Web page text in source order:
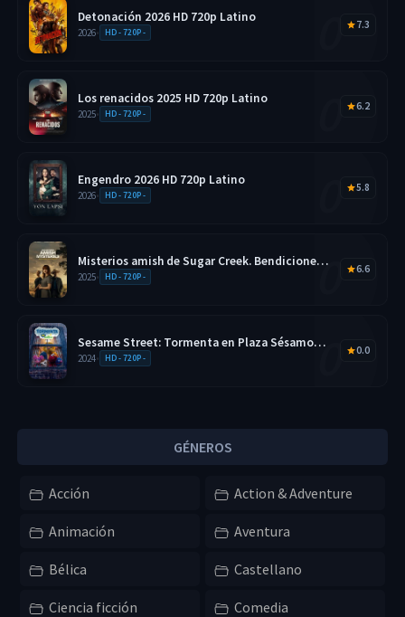
Detonación 2026 HD 720p Latino
2026• HD - 720P -
7.3
Los renacidos 2025 HD 720p Latino
2025• HD - 720P -
6.2
Engendro 2026 HD 720p Latino
2026• HD - 720P -
5.8
Misterios amish de Sugar Creek. Bendiciones
disfrazadas 2025 HD 720p Latino
2025• HD - 720P -
6.6
Sesame Street: Tormenta en Plaza Sésamo
2026 HD 720p Latino
2024• HD - 720P -
0.0
GÉNEROS
Acción Action & Adventure
Animación Aventura
Bélica Castellano
Ciencia ficción Comedia